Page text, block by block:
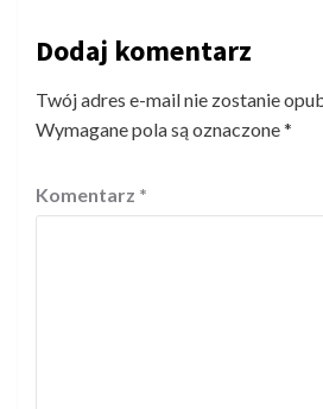
Dodaj komentarz
Twój adres e-mail nie zostanie
Wymagane pola są oznaczone*
Komentarz *